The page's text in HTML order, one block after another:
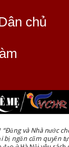
chủ
“Ðảng và Nhà nước
bị ngăn cấm quyền